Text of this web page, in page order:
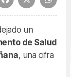
un
de Salud
, una cifra